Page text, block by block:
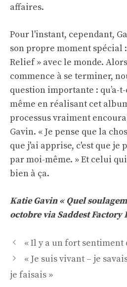
affaires.
Pour l'instant, cependant,
son propre moment spécial
Relief » avec le monde.
commence à se terminer,
question importante : qu’a-
même en réalisant cet
processus vraiment
Gavin. « Je pense que la
que j'ai apprise, c'est que je
par moi-même. » Et celui
bien à ça.
Katie Gavin« Quel
octobre via Saddest Factory
Navigation
des
articles
« Il y a un fort sentiment
« Je suis vivant – je
je faisais »